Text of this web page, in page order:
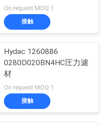
On request MOQ:1
接触
Hydac 1260886
0280D020BN4HC圧力濾
材
On request MOQ:1
接触